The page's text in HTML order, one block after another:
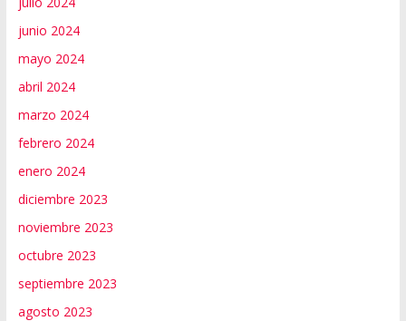
junio 2024
mayo 2024
abril 2024
marzo 2024
febrero 2024
enero 2024
diciembre 2023
noviembre 2023
octubre 2023
septiembre 2023
agosto 2023